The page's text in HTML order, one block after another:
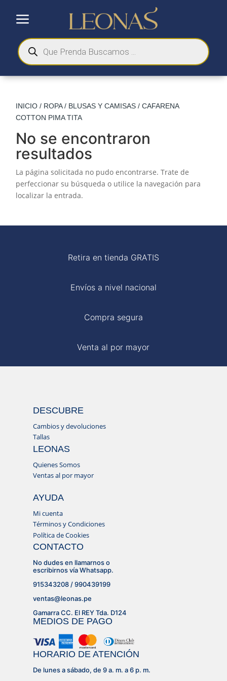
a
Búsqueda
de
productos
INICIO / ROPA/ BLUSAS Y CAMISAS / CAFARENA
COTTON PIMA TITA
No se encontraron
resultados
La página solicitada no pudo encontrarse. Trate de
perfeccionar su búsqueda o utilice la navegación para
localizar la entrada.
Retira en tienda GRATIS
Envíos a nivel nacional
Compra segura
Venta al por mayor
DESCUBRE
Cambios y devoluciones
Tallas
LEONAS
Quienes Somos
Ventas al por mayor
AYUDA
Mi cuenta
Términos y Condiciones
Política de Cookies
CONTACTO
No dudes en llamarnos o
escribirnos vía Whatsapp.
915343208 / 990439199
ventas@leonas.pe
Gamarra CC. El REY Tda. D124
MEDIOS DE PAGO
HORARIO DE ATENCIÓN
De lunes a sábado, de 9 a. m. a 6 p. m.